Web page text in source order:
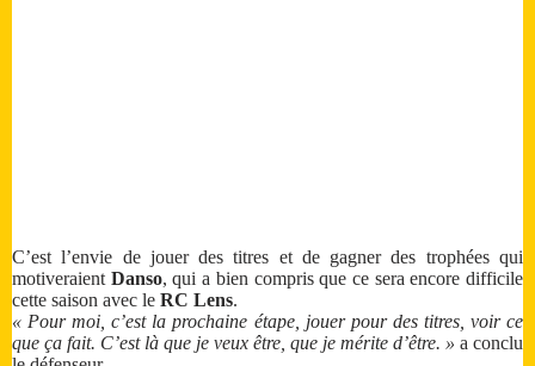
C’est l’envie de jouer des titres et de gagner des trophées qui
motiveraient Danso, qui a bien compris que ce sera encore difficile
cette saison avec le RC Lens.
« Pour moi, c’est la prochaine étape, jouer pour des titres, voir ce
que ça fait. C’est là que je veux être, que je mérite d’être. » a conclu